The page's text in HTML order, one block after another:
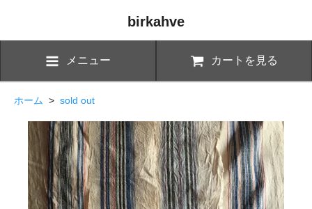
birkahve
メニュー カートを見る
ホーム > sold out